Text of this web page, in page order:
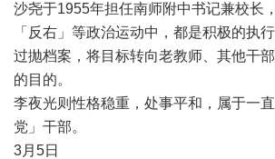
沙尧于1955年担任南师附中书记兼校长
「反右」等政治运动中，都是积极的执
过抛档案，将目标转向老教师、其他干
的目的。
李夜光则性格稳重，处事平和，属于一
党」干部。
3月 5日